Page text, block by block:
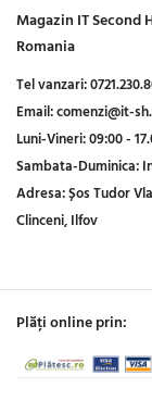
Magazin IT Second
Romania
Tel vanzari:
Email:comenzi@it-
Luni-Vineri:09:00 -
Sambata-Duminica:
Adresa:Șos Tudor
Clinceni, Ilfov
Plăți online prin: